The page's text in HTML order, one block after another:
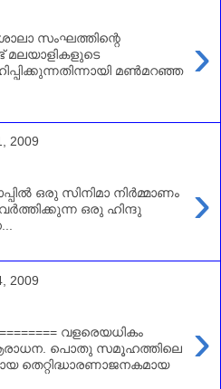
›
സംഘത്തിന്റെ
മൺമറഞ്ഞ
2009
›
ഒരു സിനിമാ നിര്‍മ്മാണം
ഒരു ഹിന്ദു
2009
›
വളരെയധികം
ആരാധന. പൊതു സമൂഹത്തിലെ
തെറ്റിദ്ധാരണാജനകമായ